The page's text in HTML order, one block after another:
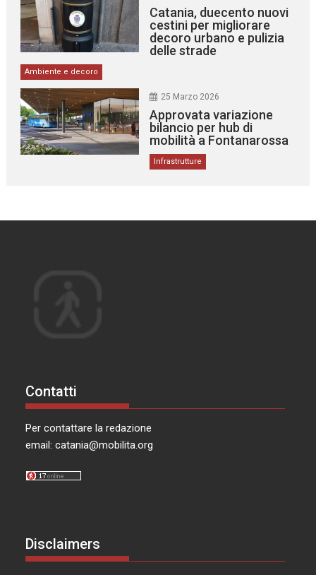
Catania, duecento nuovi
cestini per migliorare
decoro urbano e pulizia
delle strade
Ambiente e decoro
25 Marzo 2026
Approvata variazione
bilancio per hub di
mobilità a Fontanarossa
Infrastrutture
Contatti
Per contattare la redazione
email:catania@mobilita.org
Disclaimers